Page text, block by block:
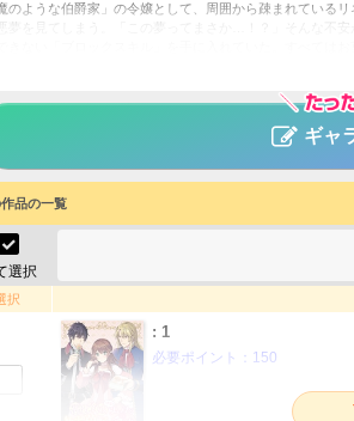
のような伯爵家」の令嬢として、周囲から疎まれている
夢を見てしまう。「この夢ってまさか…！？」そんな不
スキルで、破滅への未来、回避して見せます！ 原作は「
悪役令嬢（予定）らしいけど、私はお
ジャンル
掲載誌 Comic ZERO-SUM
出版社
ギャ
品の一覧
選択
択
: 1
必要ポイント： 150